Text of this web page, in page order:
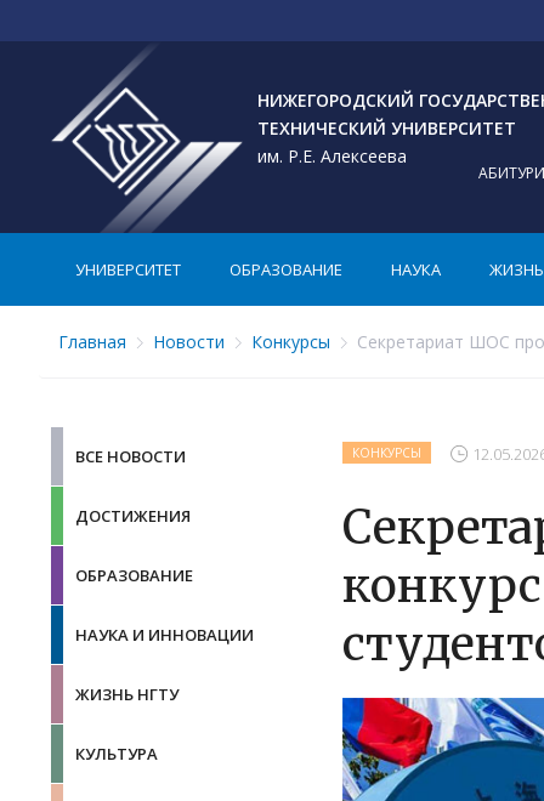
НИЖЕГОРОДСКИЙ
ТЕХНИЧЕСКИЙ УНИВЕРСИТЕТ
им. Р.Е. Алексеева
УНИВЕРСИТЕТ ОБРАЗОВАНИЕ НАУКА ЖИЗНЬ
Главная Новости Конкурсы Секретариат ШОС
ВСЕ НОВОСТИ
ДОСТИЖЕНИЯ
ОБРАЗОВАНИЕ
НАУКА И ИННОВАЦИИ
ЖИЗНЬ НГТУ
КУЛЬТУРА
КОНКУРСЫ